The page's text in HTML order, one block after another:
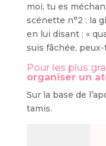
moi, tu es
scénette n°2 : la
en lui disant : «
suis fâchée,
Pour les plus
organiser un
Sur la base de
tamis.